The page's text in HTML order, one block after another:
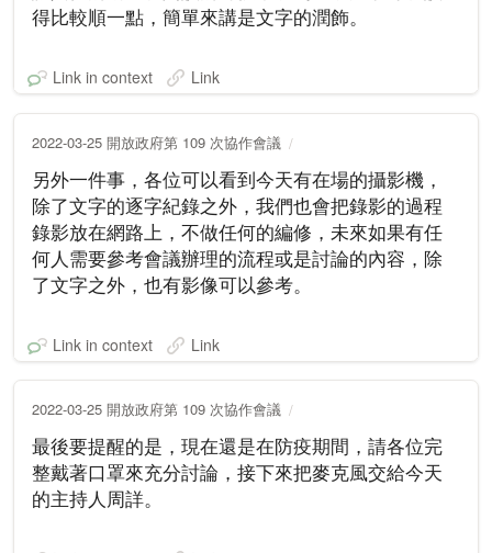
得比較順一點，簡單來講是文字的潤飾。
Link in context Link
2022-03-25 開放政府第 109 次協作會議
另外一件事，各位可以看到今天有在場的攝影機，
除了文字的逐字紀錄之外，我們也會把錄影的過程
錄影放在網路上，不做任何的編修，未來如果有任
何人需要參考會議辦理的流程或是討論的內容，除
了文字之外，也有影像可以參考。
Link in context Link
2022-03-25 開放政府第 109 次協作會議
最後要提醒的是，現在還是在防疫期間，請各位完
整戴著口罩來充分討論，接下來把麥克風交給今天
的主持人周詳。